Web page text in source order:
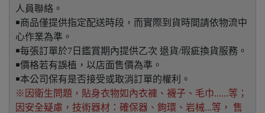
人員聯絡。
￭商品僅提供指定配送時段，而實際到貨時間請依物流中
心作業為準。
￭每張訂單於7日鑑賞期內提供乙次 退貨/瑕疵換貨服務。
￭價格若有誤植，以店面售價為準。
￭本公司保有是否接受或取消訂單的權利。
※因衛生問題，貼身衣物如內衣褲、襪子、毛巾......等；
因安全疑慮，技術器材：確保器、鉤環、岩械...等， 售